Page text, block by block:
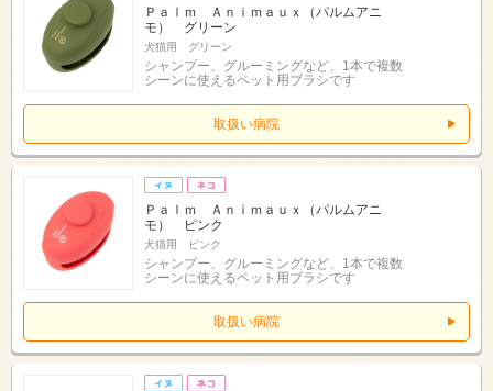
Ｐａｌｍ Ａｎｉｍａｕｘ（パルムアニ
モ） グリーン
犬猫用 グリーン
シャンプー、グルーミングなど、1本で複数
シーンに使えるペット用ブラシです
取扱い病院
Ｐａｌｍ Ａｎｉｍａｕｘ（パルムアニ
モ） ピンク
犬猫用 ピンク
シャンプー、グルーミングなど、1本で複数
シーンに使えるペット用ブラシです
取扱い病院